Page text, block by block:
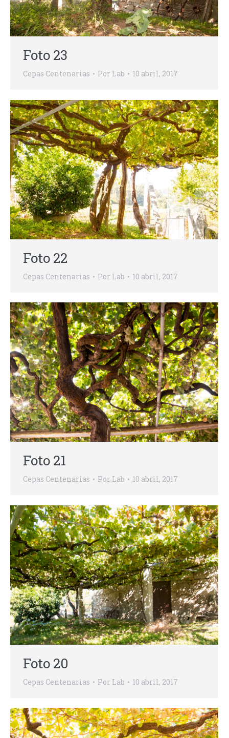
Foto 23
Cepas Centenarias Por Lab 10 abril, 2017
Foto 22
Cepas Centenarias Por Lab 10 abril, 2017
Foto 21
Cepas Centenarias Por Lab 10 abril, 2017
Foto 20
Cepas Centenarias Por Lab 10 abril, 2017